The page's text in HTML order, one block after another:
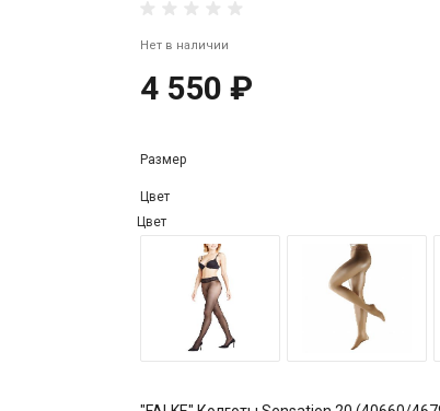
Нет в наличии
4 550 ₽
Размер
Цвет
Цвет